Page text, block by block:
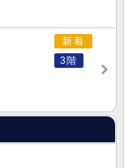
新着
3階